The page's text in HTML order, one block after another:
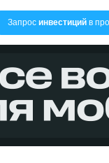
Запрос инвестиций в